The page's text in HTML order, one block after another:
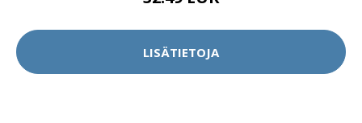
LISÄTIETOJA